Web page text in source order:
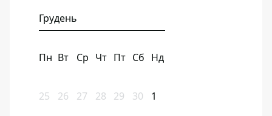
Грудень
Пн Вт Ср Чт Пт Сб Нд
25 26 27 28 29 30 1